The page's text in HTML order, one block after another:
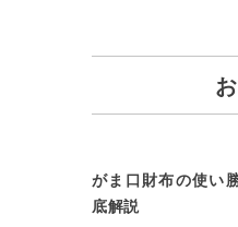
がま口財布の使い
底解説